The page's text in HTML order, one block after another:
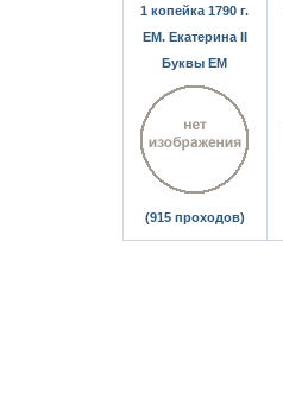
1 копейка 1790 г.
ЕМ. Екатерина II
Буквы ЕМ
(915 проходов)